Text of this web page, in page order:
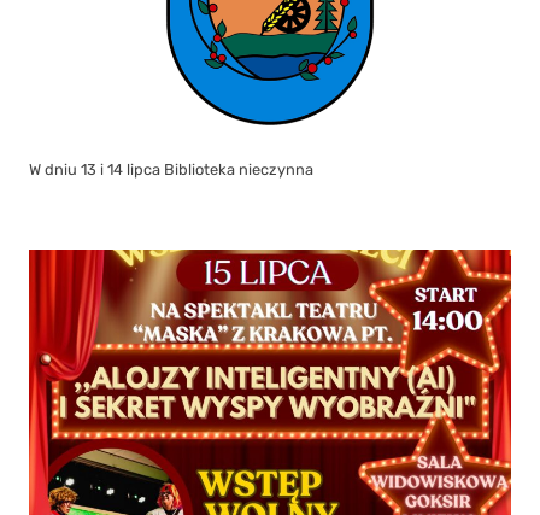
W dniu 13 i 14 lipca Biblioteka nieczynna